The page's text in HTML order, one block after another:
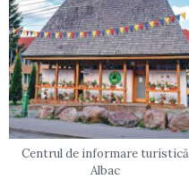
Centrul de informare turistică
Albac